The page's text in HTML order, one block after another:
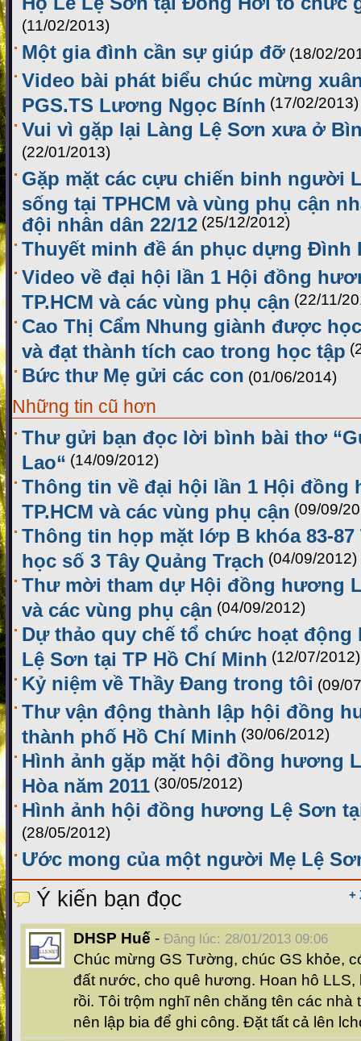
(11/02/2013)
Một gia đình cần sự giúp đỡ (18/02/
Video bài phát biểu chúc mừng
PGS.TS Lương Ngọc Bính (17/02/2013)
Vui vì gặp lại Làng Lệ Sơn xưa ở
(22/01/2013)
Gặp mặt các cựu chiến binh người
sống tại TPHCM và vùng phụ cận
đội nhân dân 22/12 (25/12/2012)
Thuyết minh đề án phục dựng Đình
Video về đại hội lần 1 Hội đồng
TP.HCM và các vùng phụ cận (22/11/
Cao Thị Cẩm Nhung giành được
và đạt thành tích cao trong học tập
Bức thư Mẹ gửi các con (01/06/2014)
Những tin cũ hơn
Thư gửi bạn đọc lời bình bài thơ
Lao“ (14/09/2012)
Thông tin về đại hội lần 1 Hội đồng
TP.HCM và các vùng phụ cận (09/09/
Thông tin họp mặt lớp B khóa 83-
học số 3 Tây Quảng Trạch (04/09/2012)
Thư mời tham dự Hội đồng hương
và các vùng phụ cận (04/09/2012)
Dự thảo quy chế tổ chức hoạt
Lệ Sơn tại TP Hồ Chí Minh (12/07/2012)
Kỷ niệm về Thầy Đang trong tôi (09/
Thư vận động thành lập hội đồng
thành phố Hồ Chí Minh (30/06/2012)
Hình ảnh gặp mặt hội đồng hương
Hòa năm 2011 (30/05/2012)
Hình ảnh hội đồng hương Lệ Sơn
(28/05/2012)
Ước mong của một người Mẹ Lệ
+
Ý kiến bạn đọc
DHSP Huế - Đăng lúc: 28/01/2013 09:06
Chúc mừng GS Tường, chúc GS khỏe,
đất nước, cho quê hương. Hoan hô LLS,
rồi. Tôi trộm nghĩ nên chăng tên các nhà
nên lập bia để ghi công. Đặt tất cả lên